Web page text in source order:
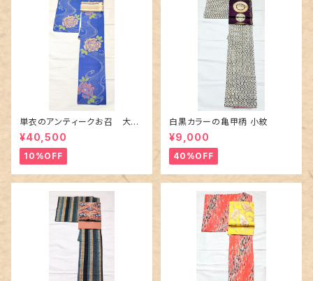
単衣のアンティークお召 大輪
の薔薇柄柄
¥40,500
10%OFF
白黒カラーの亀甲柄 小紋
¥9,000
40%OFF